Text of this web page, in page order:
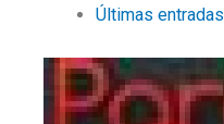
Últimas entradas